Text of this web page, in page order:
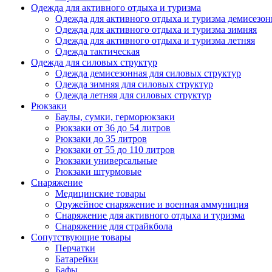
Одежда для активного отдыха и туризма
Одежда для активного отдыха и туризма
Одежда для активного отдыха и туризма зимняя
Одежда для активного отдыха и туризма летняя
Одежда тактическая
Одежда для силовых структур
Одежда демисезонная для силовых структур
Одежда зимняя для силовых структур
Одежда летняя для силовых структур
Рюкзаки
Баулы, сумки, герморюкзаки
Рюкзаки от 36 до 54 литров
Рюкзаки до 35 литров
Рюкзаки от 55 до 110 литров
Рюкзаки универсальные
Рюкзаки штурмовые
Снаряжение
Медицинские товары
Оружейное снаряжение и военная аммуниция
Снаряжение для активного отдыха и туризма
Снаряжение для страйкбола
Сопутствующие товары
Перчатки
Батарейки
Бафы